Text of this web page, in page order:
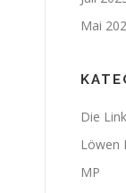
Mai
Die
Löwen
MP